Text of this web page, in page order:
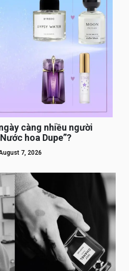
càng nhiều người
hoa Dupe”?
7, 2026